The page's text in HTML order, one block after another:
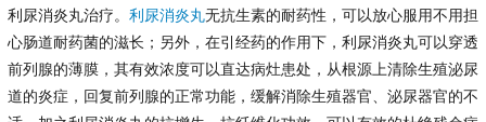
利尿消炎丸治疗。 利尿消炎丸无抗生素的耐药性，可以放心服用不用担
心肠道耐药菌的滋长；另外，在引经药的作用下，利尿消炎丸可以穿透
前列腺的薄膜，其有效浓度可以直达病灶患处，从根源上清除生殖泌尿
道的炎症，回复前列腺的正常功能，缓解消除生殖器官、泌尿器官的不